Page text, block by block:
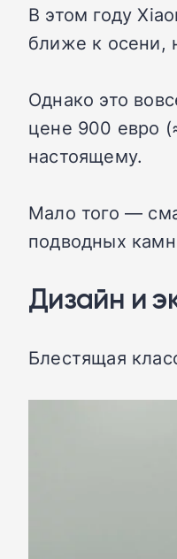
В этом году
ближе к осени,
Однако это
цене 900 евро
настоящему.
Мало того —
подводных
Дизайн и
Блестящая